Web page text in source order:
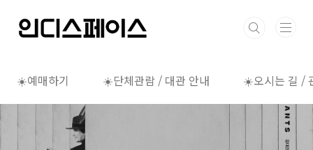
☀️예매하기 ☀️단체관람 / 대관 안내 ☀️오시는 길 /